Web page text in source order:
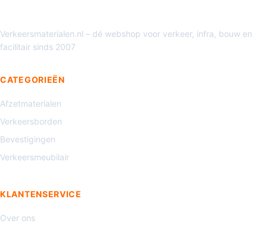
Verkeersmaterialen.nl – dé webshop voor verkeer, infra, bouw en
facilitair sinds 2007
CATEGORIEËN
Afzetmaterialen
Verkeersborden
Bevestigingen
Verkeersmeubilair
KLANTENSERVICE
Over ons